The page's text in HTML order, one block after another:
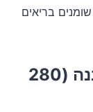
בריאים
2. מרק ירקות עם שעועית לבנה (280